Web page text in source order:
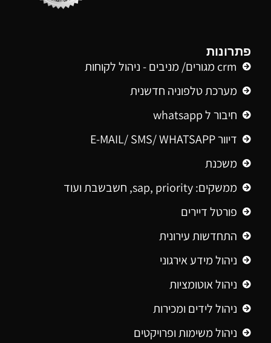
פתרונות
crm מגורים/ מניבים - ניהול לקוחות
מערכת טלפוניה חדשנית
חיבור ל whatsapp
דיוור E-MAIL/ SMS/ WHATSAPP
משכנת
ממשקים: sap, priority, חשבשבת ועוד
פורטל דיירים
התחדשות עירונית
ניהול מידע אירגוני
ניהול אוטומציות
ניהול לידים ומכירות
ניהול משימות ופרויקטים